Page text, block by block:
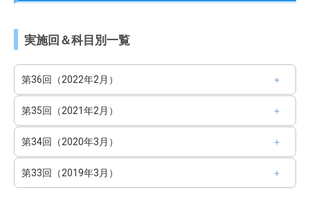
実施回＆科目別一覧
第36回（2022年2月）
第35回（2021年2月）
第34回（2020年3月）
第33回（2019年3月）